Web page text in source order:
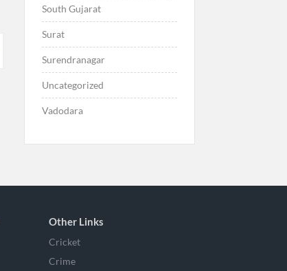
South Gujarat
Surat
Surendranagar
Uncategorized
Vadodara
Other Links
Cricket
Crime